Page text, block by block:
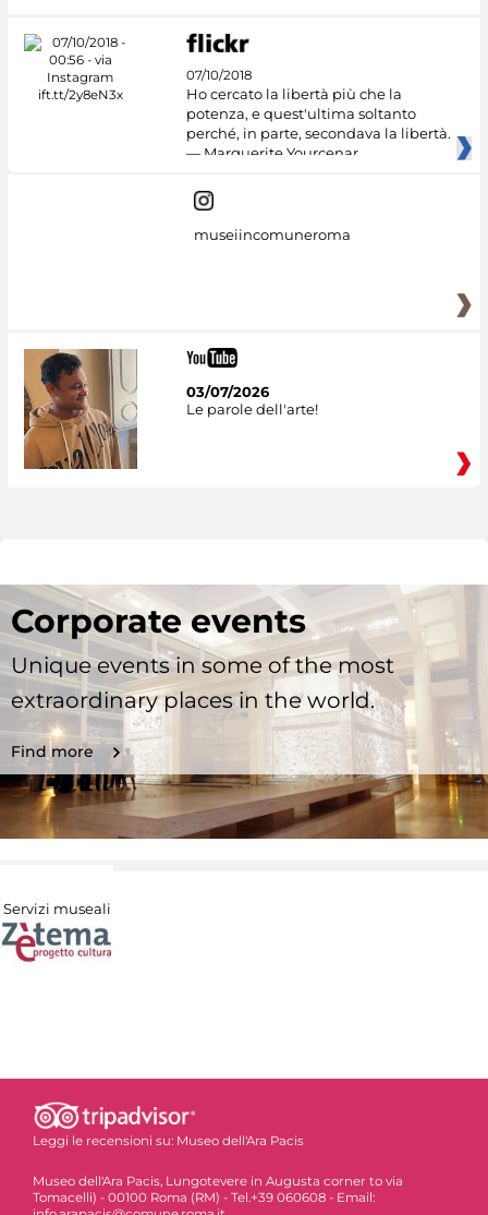
07/10/2018
Ho cercato la libertà più che la
potenza, e quest'ultima soltanto
perché, in parte, secondava la libertà.
— Marguerite Yourcenar
museiincomuneroma
03/07/2026
Le parole dell'arte!
Corporate events
Unique events in some of the most
extraordinary places in the world.
Find more
Servizi museali
Leggi le recensioni su: Museo dell'Ara Pacis
Museo dell'Ara Pacis, Lungotevere in Augusta corner to via
Tomacelli) - 00100 Roma (RM) - Tel.+39 060608 - Email: